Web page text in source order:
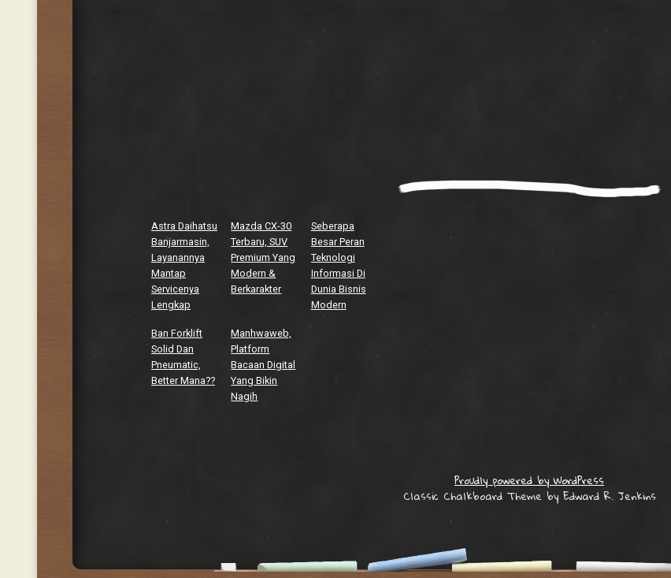
Astra Daihatsu
Banjarmasin,
Layanannya
Mantap
Servicenya
Lengkap
Mazda CX-30
Terbaru, SUV
Premium Yang
Modern &
Berkarakter
Seberapa
Besar Peran
Teknologi
Informasi Di
Dunia Bisnis
Modern
Ban Forklift
Solid Dan
Pneumatic,
Better Mana??
Manhwaweb,
Platform
Bacaan Digital
Yang Bikin
Nagih
Proudly powered by WordPress
Classic Chalkboard Theme by Edward R. Jenkins